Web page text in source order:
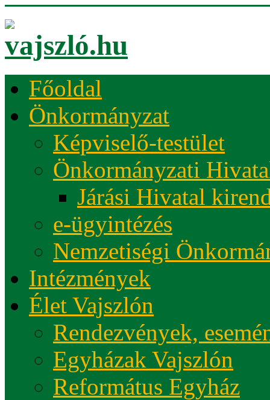
Főoldal
Önkormányzat
Képviselő-testület
Önkormányzati
Járási Hivatal
e-ügyintézés
Nemzetiségi
Intézmények
Élet Vajszlón
Rendezvények,
Egyházak Vajszlón
Református Egyház